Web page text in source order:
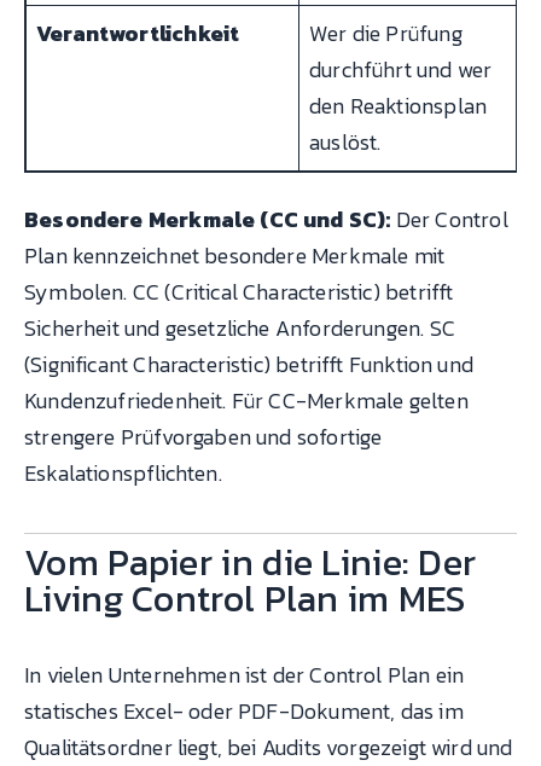
Verantwortlichkeit
Wer die Prüfung
durchführt und wer
den Reaktionsplan
auslöst.
Besondere Merkmale (CC und SC): Der Control
Plan kennzeichnet besondere Merkmale mit
Symbolen. CC (Critical Characteristic) betrifft
Sicherheit und gesetzliche Anforderungen. SC
(Significant Characteristic) betrifft Funktion und
Kundenzufriedenheit. Für CC-Merkmale gelten
strengere Prüfvorgaben und sofortige
Eskalationspflichten.
Vom Papier in die Linie: Der
Living Control Plan im MES
In vielen Unternehmen ist der Control Plan ein
statisches Excel- oder PDF-Dokument, das im
Qualitätsordner liegt, bei Audits vorgezeigt wird und